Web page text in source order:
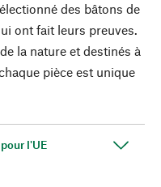
des bâtons de
ont fait leurs preuves.
la nature et destinés à
pièce est unique
l'UE